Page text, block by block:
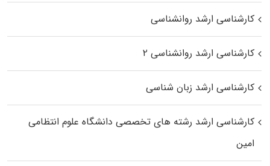
کارشناسی ارشد روانشناسی
کارشناسی ارشد روانشناسی ۲
کارشناسی ارشد زبان شناسی
کارشناسی ارشد رﺷﺘﻪ ﻫﺎی تخصصی داﻧﺸﮕﺎه ﻋﻠﻮم انتظامی
اﻣﻴﻦ